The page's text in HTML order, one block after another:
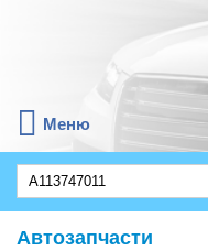
Меню
Автозапчасти